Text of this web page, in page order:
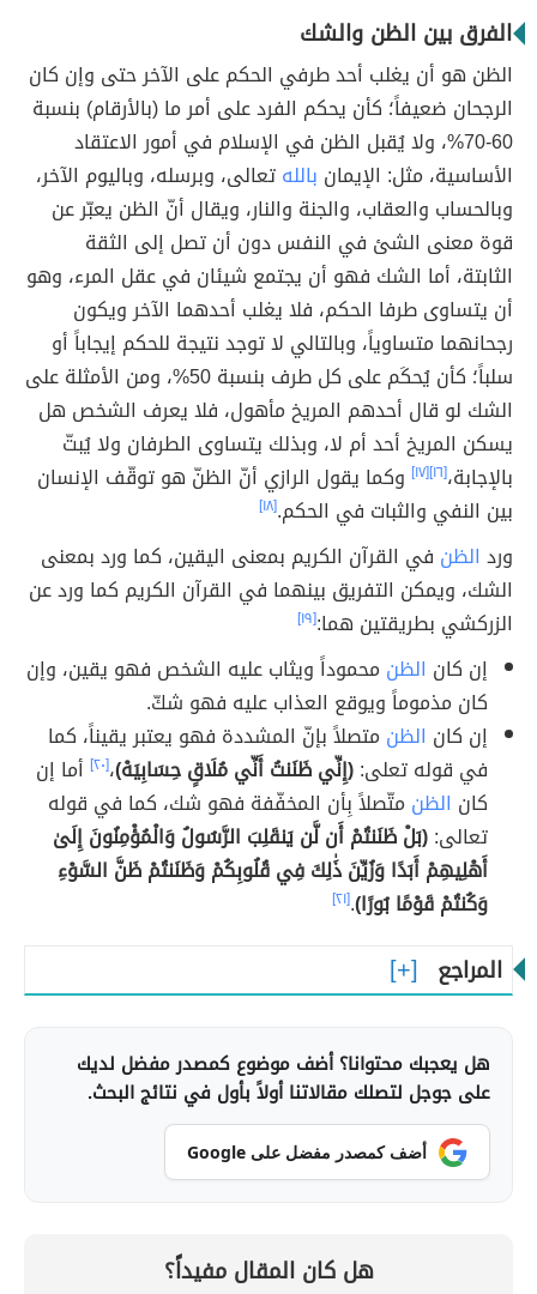
الفرق بين الظن والشك
الظن هو أن يغلب أحد طرفي الحكم على الآخر حتى وإن كان
الرجحان ضعيفاً؛ كأن يحكم الفرد على أمر ما (بالأرقام) بنسبة
60-70%، ولا يُقبل الظن في الإسلام في أمور الاعتقاد
الأساسية، مثل: الإيمان باللهتعالى، وبرسله، وباليوم الآخر،
وبالحساب والعقاب، والجنة والنار، ويقال أنّ الظن يعبّر عن
قوة معنى الشئ في النفس دون أن تصل إلى الثقة
الثابتة، أما الشك فهو أن يجتمع شيئان في عقل المرء، وهو
أن يتساوى طرفا الحكم، فلا يغلب أحدهما الآخر ويكون
رجحانهما متساوياً، وبالتالي لا توجد نتيجة للحكم إيجاباً أو
سلباً؛ كأن يُحكَم على كل طرف بنسبة 50%، ومن الأمثلة على
الشك لو قال أحدهم المريخ مأهول، فلا يعرف الشخص هل
يسكن المريخ أحد أم لا، وبذلك يتساوى الطرفان ولا يُبتّ
بالإجابة،[١٦] [١٧]
وكما يقول الرازي أنّ الظنّ هو توقّف الإنسان
بين النفي والثبات في الحكم.[١٨]
ورد الظن في القرآن الكريم بمعنى اليقين، كما ورد بمعنى
الشك، ويمكن التفريق بينهما في القرآن الكريم كما ورد عن
الزركشي بطريقتين هما:[١٩]
إن كان الظن محموداً ويثاب عليه الشخص فهو يقين، وإن
كان مذموماً ويوقع العذاب عليه فهو شكّ.
إن كان الظن متصلاً بإنّ المشددة فهو يعتبر يقيناً، كما
في قوله تعلى:(إِنِّي ظَنَنتُ أَنِّي مُلَاقٍ حِسَابِيَهْ)،[٢٠] أما إن
كان الظن متّصلاً بِأن المخفّفة فهو شك، كما في قوله
تعالى:(بَلْ ظَنَنتُمْ أَن لَّن يَنقَلِبَ الرَّسُولُ وَالْمُؤْمِنُونَ إِلَىٰ
أَهْلِيهِمْ أَبَدًا وَزُيِّنَ ذَٰلِكَ فِي قُلُوبِكُمْ وَظَنَنتُمْ ظَنَّ السَّوْءِ
وَكُنتُمْ قَوْمًا بُورًا).[٢١]
المراجع
هل يعجبك محتوانا؟ أضف موضوع كمصدر مفضل لديك
على جوجل لتصلك مقالاتنا أولاً بأول في نتائج البحث.
أضف كمصدر مفضل على Google
هل كان المقال مفيداً؟